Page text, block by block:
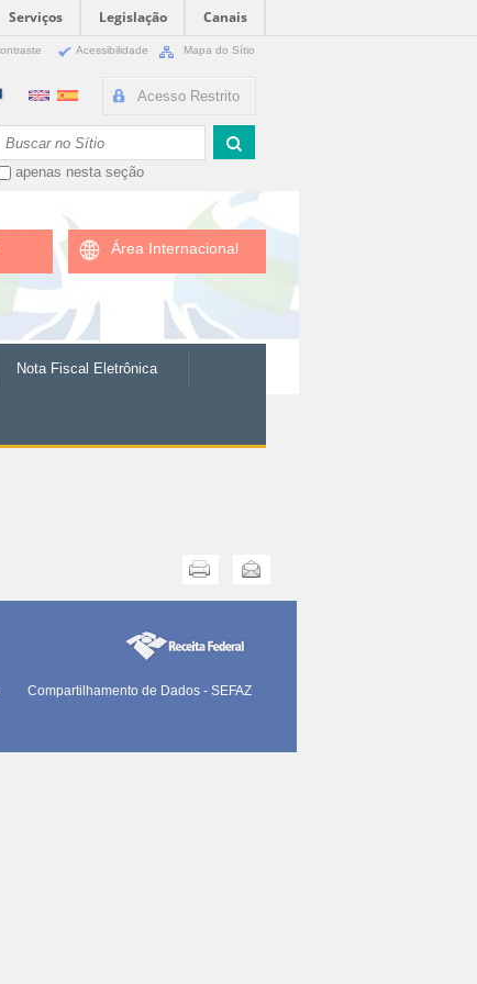
Serviços Legislação
Canais
Acessibilidade Mapa do Sítio
Acesso Restrito
apenas nesta seção
Área Internacional
Nota Fiscal Eletrônica
Enviar
Compartilhamento de Dados - SEFAZ